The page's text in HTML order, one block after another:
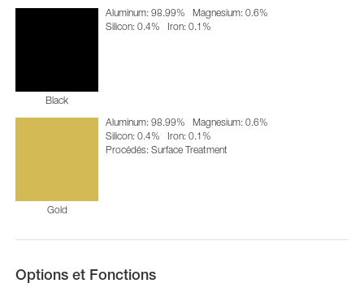
Black
Aluminum: 98.99%
Magnesium: 0.6%
Silicon: 0.4%
Iron: 0.1%
Gold
Aluminum: 98.99%
Magnesium: 0.6%
Silicon: 0.4%
Iron: 0.1%
Procédés: Surface Treatment
Options et Fonctions